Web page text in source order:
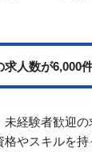
人数が6,000
未経験者歓迎
格やスキルを